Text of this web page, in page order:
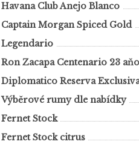
Havana Club Anejo Blanco
Captain Morgan Spiced Gold
Legendario
Ron Zacapa Centenario 23
Diplomatico Reserva
Výběrové rumy dle nabídky
Fernet Stock
Fernet Stock citrus